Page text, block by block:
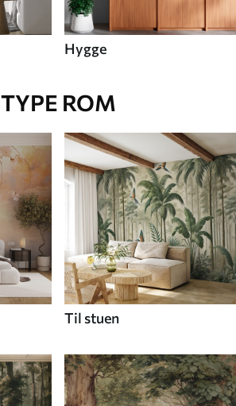
Hygge
TYPE ROM
Til stuen